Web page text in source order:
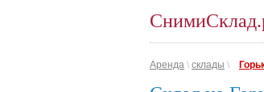
Аренда \ склады \